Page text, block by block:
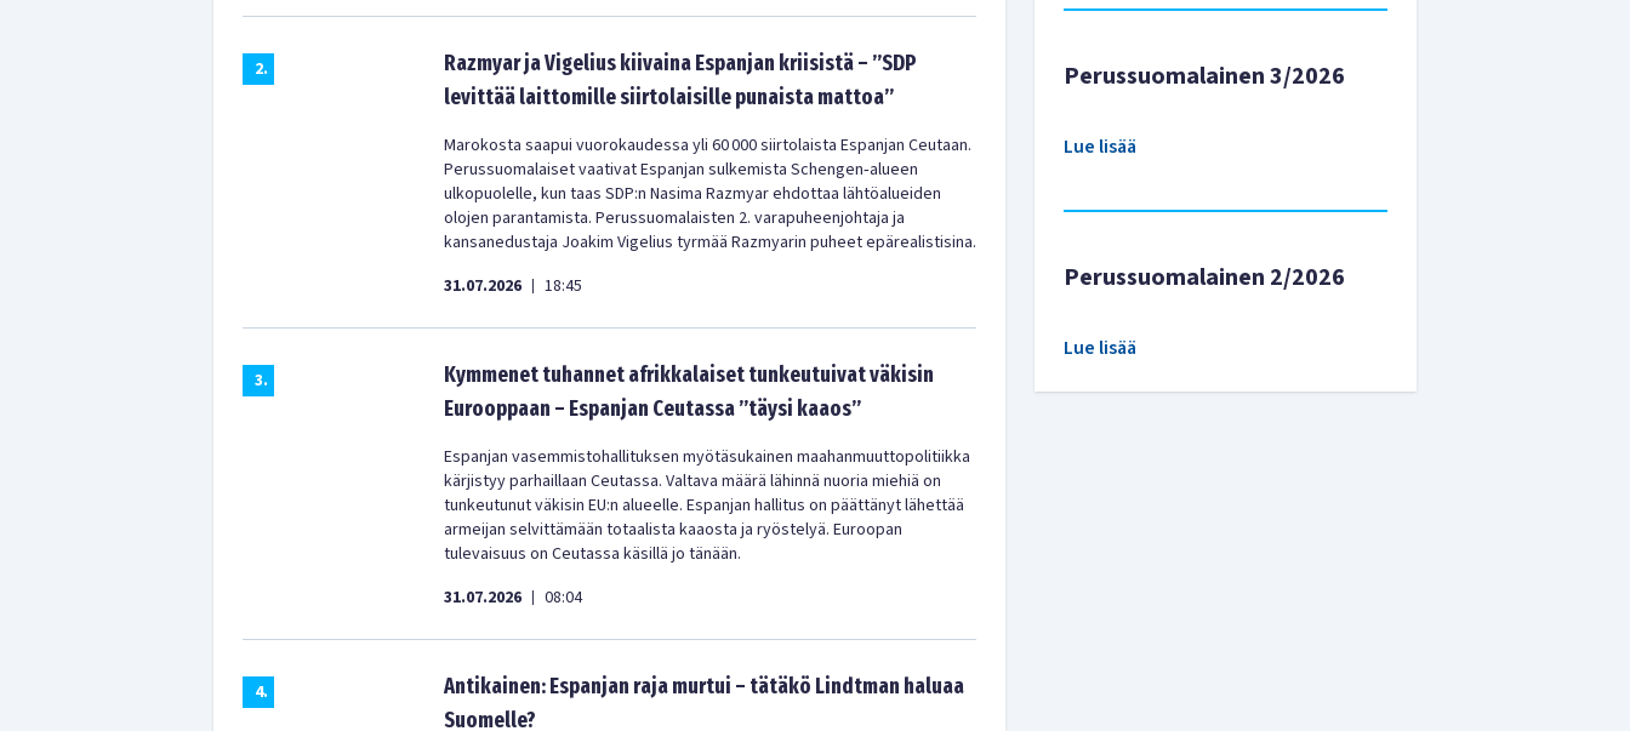
2.
Razmyar ja Vigelius kiivaina Espanjan kriisistä – ”SDP
levittää laittomille siirtolaisille punaista mattoa”
Marokosta saapui vuorokaudessa yli 60 000 siirtolaista Espanjan Ceutaan.
Perussuomalaiset vaativat Espanjan sulkemista Schengen‑alueen
ulkopuolelle, kun taas SDP:n Nasima Razmyar ehdottaa lähtöalueiden
olojen parantamista. Perussuomalaisten 2. varapuheenjohtaja ja
kansanedustaja Joakim Vigelius tyrmää Razmyarin puheet epärealistisina.
31.07.2026 | 18:45
3.
Kymmenet tuhannet afrikkalaiset tunkeutuivat väkisin
Eurooppaan – Espanjan Ceutassa ”täysi kaaos”
Espanjan vasemmistohallituksen myötäsukainen maahanmuuttopolitiikka
kärjistyy parhaillaan Ceutassa. Valtava määrä lähinnä nuoria miehiä on
tunkeutunut väkisin EU:n alueelle. Espanjan hallitus on päättänyt lähettää
armeijan selvittämään totaalista kaaosta ja ryöstelyä. Euroopan
tulevaisuus on Ceutassa käsillä jo tänään.
31.07.2026 | 08:04
4.
Antikainen: Espanjan raja murtui – tätäkö Lindtman haluaa
Suomelle?
Perussuomalainen 3/2026
Lue lisää
Perussuomalainen 2/2026
Lue lisää